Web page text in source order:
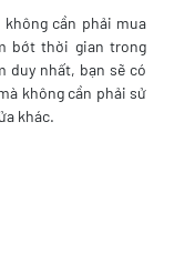
cần phải mua
bớt thời gian trong
duy nhất, bạn sẽ có
không cần phải sử
khác.